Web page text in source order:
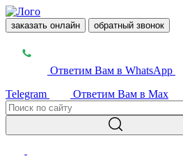
заказать онлайн обратный звонок
Ответим Вам в WhatsApp
Telegram
Ответим Вам в Max